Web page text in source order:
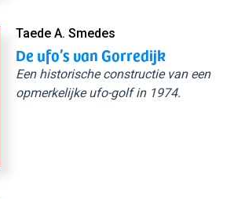
Taede A. Smedes
De ufo’s van Gorredijk
Een historische constructie van een
opmerkelijke ufo-golf in 1974.